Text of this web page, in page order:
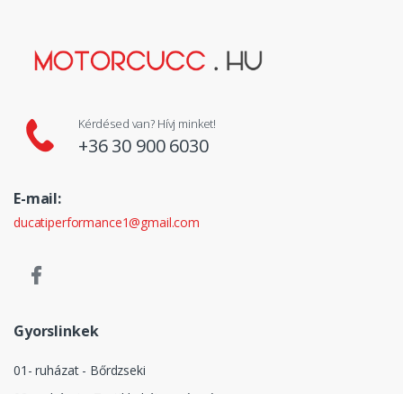
Kérdésed van? Hívj minket!
+36 30 900 6030
E-mail:
ducatiperformance1@gmail.com
Gyorslinkek
01- ruházat - Bőrdzseki